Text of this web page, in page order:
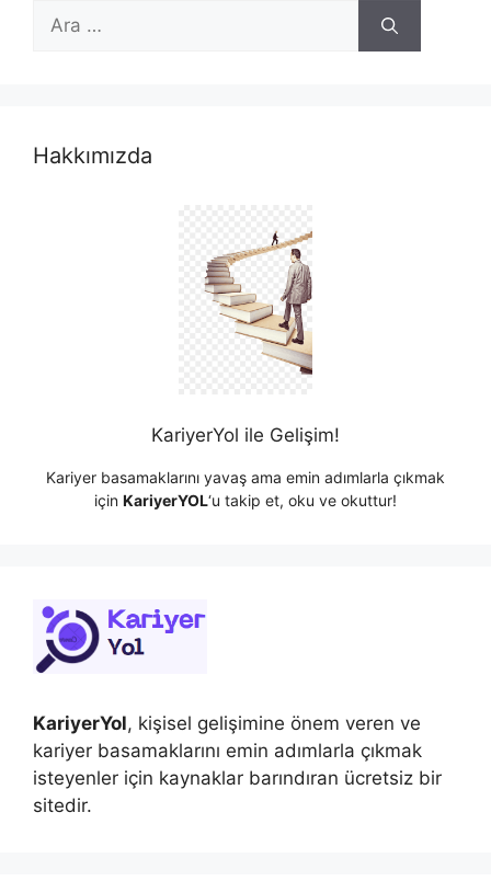
için
Hakkımızda
KariyerYol ile Gelişim!
Kariyer basamaklarını yavaş ama emin adımlarla çıkmak
için KariyerYOL‘u takip et, oku ve okuttur!
KariyerYol, kişisel gelişimine önem veren ve
kariyer basamaklarını emin adımlarla çıkmak
isteyenler için kaynaklar barındıran ücretsiz bir
sitedir.